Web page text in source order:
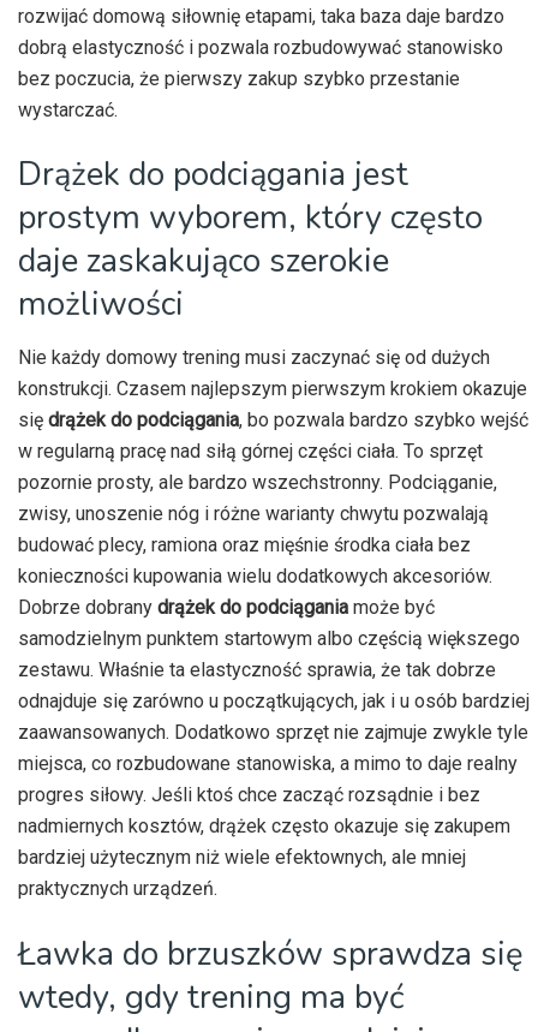
rozwijać domową siłownię etapami, taka baza daje bardzo
dobrą elastyczność i pozwala rozbudowywać stanowisko
bez poczucia, że pierwszy zakup szybko przestanie
wystarczać.
Drążek do podciągania jest
prostym wyborem, który często
daje zaskakująco szerokie
możliwości
Nie każdy domowy trening musi zaczynać się od dużych
konstrukcji. Czasem najlepszym pierwszym krokiem okazuje
się drążek do podciągania, bo pozwala bardzo szybko wejść
w regularną pracę nad siłą górnej części ciała. To sprzęt
pozornie prosty, ale bardzo wszechstronny. Podciąganie,
zwisy, unoszenie nóg i różne warianty chwytu pozwalają
budować plecy, ramiona oraz mięśnie środka ciała bez
konieczności kupowania wielu dodatkowych akcesoriów.
Dobrze dobrany drążek do podciągania może być
samodzielnym punktem startowym albo częścią większego
zestawu. Właśnie ta elastyczność sprawia, że tak dobrze
odnajduje się zarówno u początkujących, jak i u osób bardziej
zaawansowanych. Dodatkowo sprzęt nie zajmuje zwykle tyle
miejsca, co rozbudowane stanowiska, a mimo to daje realny
progres siłowy. Jeśli ktoś chce zacząć rozsądnie i bez
nadmiernych kosztów, drążek często okazuje się zakupem
bardziej użytecznym niż wiele efektownych, ale mniej
praktycznych urządzeń.
Ławka do brzuszków sprawdza się
wtedy, gdy trening ma być